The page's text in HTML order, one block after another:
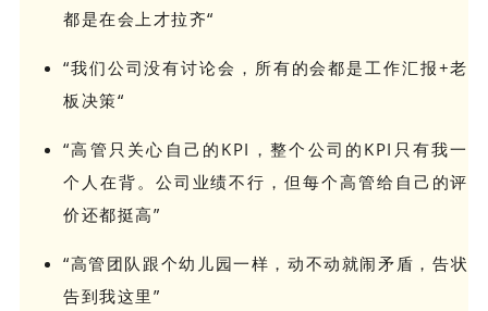
都是在会上才拉齐“
“我们公司没有讨论会，所有的会都是工作汇报+老
板决策“
“高管只关心自己的KPI，整个公司的KPI只有我一
个人在背。公司业绩不行，但每个高管给自己的评
价还都挺高”
“高管团队跟个幼儿园一样，动不动就闹矛盾，告状
告到我这里”